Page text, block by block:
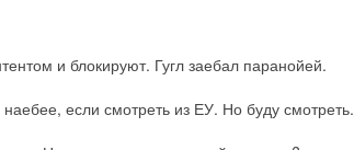
и блокируют. Гугл заебал паранойей.
если смотреть из ЕУ. Но буду смотреть.